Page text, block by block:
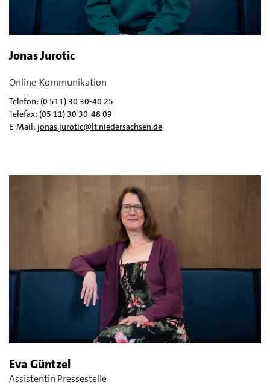
Jonas Jurotic
Online-Kommunikation
Telefon: (0 511) 30 30-40 25
Telefax: (05 11) 30 30-48 09
E-Mail: jonas.jurotic@lt.niedersachsen.de
Eva Güntzel
Assistentin Pressestelle